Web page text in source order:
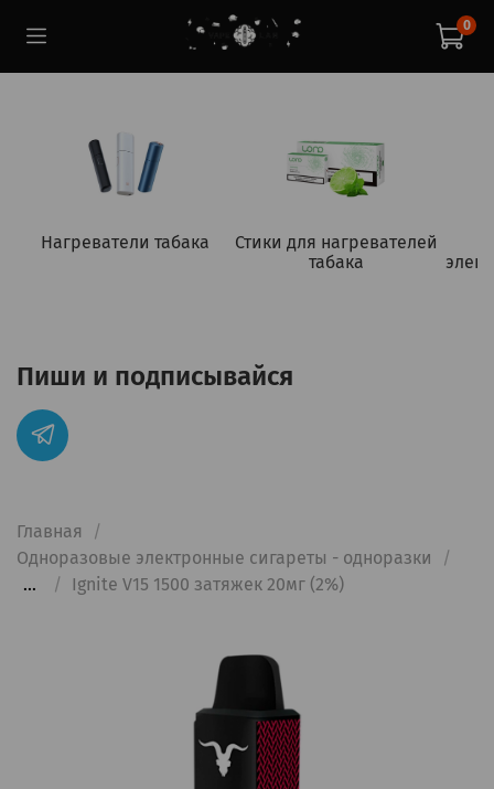
0
Нагреватели табака
Стики для нагревателей
табака
Главная
Одноразовые электронные сигареты - одноразки
...
Ignite V15 1500 затяжек 20мг (2%)
Пиши и подписывайся